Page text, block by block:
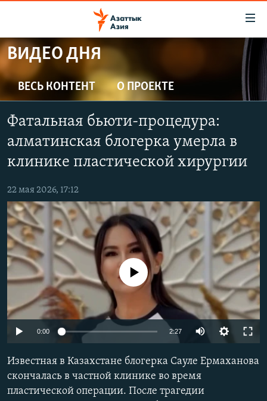
Вернуться
основному
содержанию
главной
Вернутся
поиску
ЦЕНТРАЛЬНАЯ АЗИЯ
КАЗАХСТАН
УЗБЕКИСТАН
НОВОСТИ
НА ДРУГИХ ЯЗЫКАХ
ЎЗБЕКЧА
ТОҶИКӢ
TÜRKMENÇE
ПОДПИШИТЕСЬ НА НАС В СОЦСЕТЯХ
Все сайты РСЕ/РС
ВИДЕО ДНЯ
ВЕСЬ КОНТЕНТ О ПРОЕКТЕ
Фатальная бьюти-процедура:
алматинская блогерка умерла в
клинике пластической хирургии
22 мая 2026, 17:12
240p 360p
No media source currently available
0:00 2:27
Известная в Казахстане блогерка Сауле Ермаханова
скончалась в частной клинике во время
пластической операции. После трагедии